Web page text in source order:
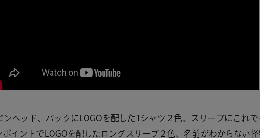
ンヘッド、バックにLOGOを配したTシャツ２色、スリーブにこれで
ポイントでLOGOを配したロングスリーブ２色、名前がわからない